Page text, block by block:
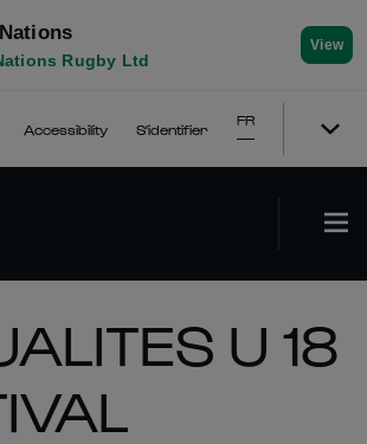
Rugby Ltd
View
Accessibility S'identifier
FR
U 18